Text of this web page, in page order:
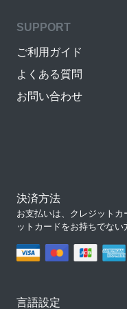
SUPPORT
ご利用ガイド
よくある質問
お問い合わせ
決済方法
お支払いは、クレジット
ットカードをお持ちでない
言語設定